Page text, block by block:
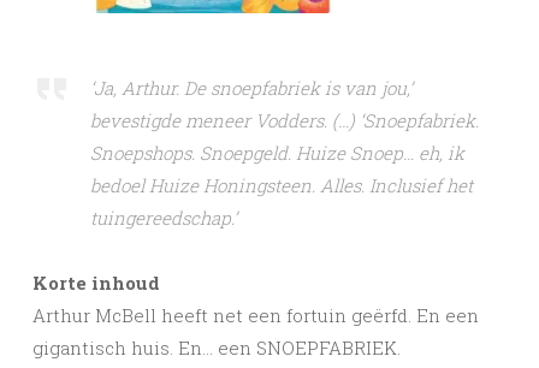
‘Ja, Arthur. De snoepfabriek is van jou,’
bevestigde meneer Vodders. (…) ‘Snoepfabriek.
Snoepshops. Snoepgeld. Huize Snoep… eh, ik
bedoel Huize Honingsteen. Alles. Inclusief het
tuingereedschap.’
Korte inhoud
Arthur McBell heeft net een fortuin geërfd. En een
gigantisch huis. En… een SNOEPFABRIEK.